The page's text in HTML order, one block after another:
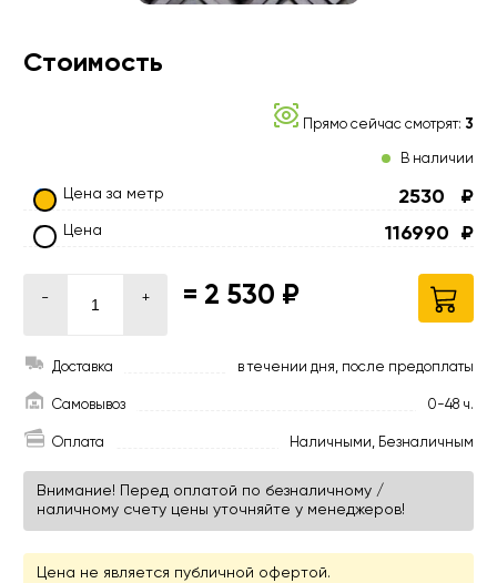
Стоимость
Прямо сейчас смотрят: 3
В наличии
Цена за метр 2530 ₽
Цена 116990 ₽
- + = 2 530 ₽
Доставка в течении дня, после предоплаты
Самовывоз 0-48 ч.
Оплата Наличными, Безналичным
Внимание! Перед оплатой по безналичному /
наличному счету цены уточняйте у менеджеров!
Цена не является публичной офертой.